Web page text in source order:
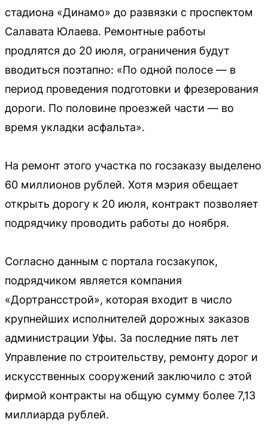
стадиона «Динамо» до развязки с проспектом
Салавата Юлаева. Ремонтные работы
продлятся до 20 июля, ограничения будут
вводиться поэтапно: «По одной полосе — в
период проведения подготовки и фрезерования
дороги. По половине проезжей части — во
время укладки асфальта».
На ремонт этого участка по госзаказу выделено
60 миллионов рублей. Хотя мэрия обещает
открыть дорогу к 20 июля, контракт позволяет
подрядчику проводить работы до ноября.
Согласно данным с портала госзакупок,
подрядчиком является компания
«Дортрансстрой», которая входит в число
крупнейших исполнителей дорожных заказов
администрации Уфы. За последние пять лет
Управление по строительству, ремонту дорог и
искусственных сооружений заключило с этой
фирмой контракты на общую сумму более 7,13
миллиарда рублей.